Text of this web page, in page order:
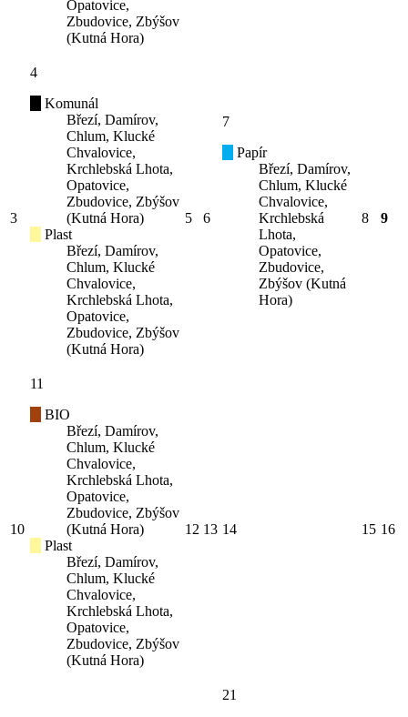
Opatovice,
Zbudovice, Zbýšov
(Kutná Hora)
3
4
Komunál
Březí, Damírov,
Chlum, Klucké
Chvalovice,
Krchlebská Lhota,
Opatovice,
Zbudovice, Zbýšov
(Kutná Hora)
Plast
Březí, Damírov,
Chlum, Klucké
Chvalovice,
Krchlebská Lhota,
Opatovice,
Zbudovice, Zbýšov
(Kutná Hora)
5 6
7
Papír
Březí, Damírov,
Chlum, Klucké
Chvalovice,
Krchlebská
Lhota,
Opatovice,
Zbudovice,
Zbýšov (Kutná
Hora)
8 9
10
11
BIO
Březí, Damírov,
Chlum, Klucké
Chvalovice,
Krchlebská Lhota,
Opatovice,
Zbudovice, Zbýšov
(Kutná Hora)
Plast
Březí, Damírov,
Chlum, Klucké
Chvalovice,
Krchlebská Lhota,
Opatovice,
Zbudovice, Zbýšov
(Kutná Hora)
12 13 14 15 16
21